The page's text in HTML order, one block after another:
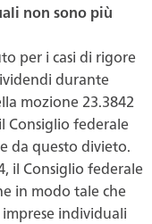
non sono più
per i casi di rigore
durante
mozione 23.3842
Consiglio federale
da questo divieto.
il Consiglio federale
in modo tale che
individuali